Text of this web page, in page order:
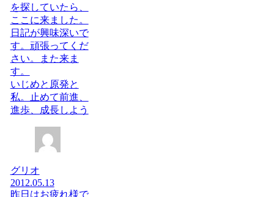
を探していたら、
ここに来ました。
日記が興味深いで
す。頑張ってくだ
さい。また来ま
す。
いじめと原発と
私。止めて前進、
進歩、成長しよう
グリオ
2012.05.13
昨日はお疲れ様で